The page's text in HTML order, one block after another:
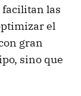
facilitan las
el
gran
sino que